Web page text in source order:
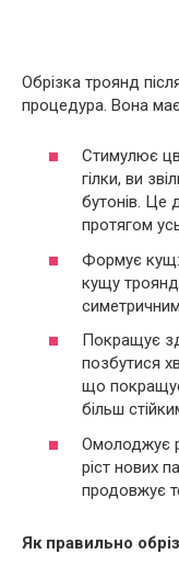
Обрізка троянд
процедура. Вона
Стимулює
гілки, ви
бутонів. Це
протягом
Формує кущ:
кущу
Покращує
позбутися
що
більш
Омолоджує
ріст нових
продовжує
Як правильно